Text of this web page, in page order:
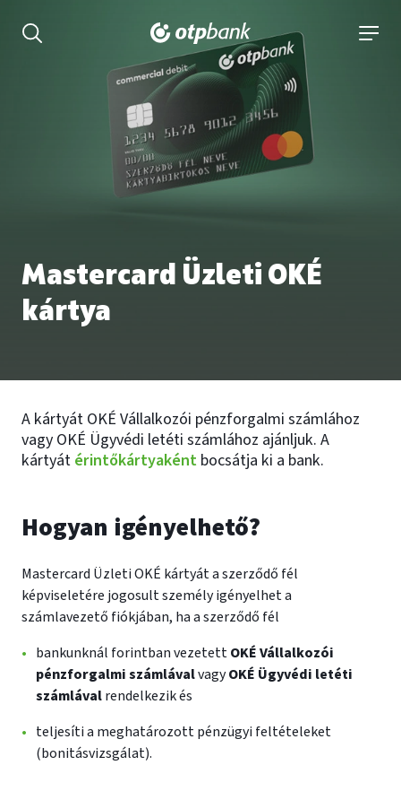
Keresés kinyitása
Mastercard Üzleti OKÉ
kártya
A kártyát OKÉ Vállalkozói pénzforgalmi számlához
vagy OKÉ Ügyvédi letéti számlához ajánljuk. A
kártyát érintőkártyaként bocsátja ki a bank.
Hogyan igényelhető?
Mastercard Üzleti OKÉ kártyát a szerződő fél
képviseletére jogosult személy igényelhet a
számlavezető fiókjában, ha a szerződő fél
bankunknál forintban vezetettOKÉ Vállalkozói
pénzforgalmi számlávalvagyOKÉ Ügyvédi letéti
számlávalrendelkezik és
teljesíti a meghatározott pénzügyi feltételeket
(bonitásvizsgálat).